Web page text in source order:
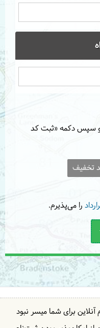
و سپس دکمه «ثبت کد
تخفیف
را می‌پذیرم.
برای شما میسر نبود